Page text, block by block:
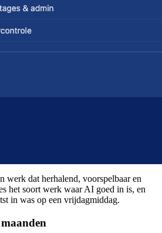
werk dat herhalend, voorspelbaar en
het soort werk waar AI goed in is, en
in was op een vrijdagmiddag.